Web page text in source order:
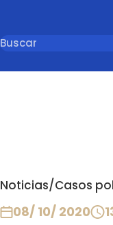
Noticias/Casos
08/ 10/ 2020